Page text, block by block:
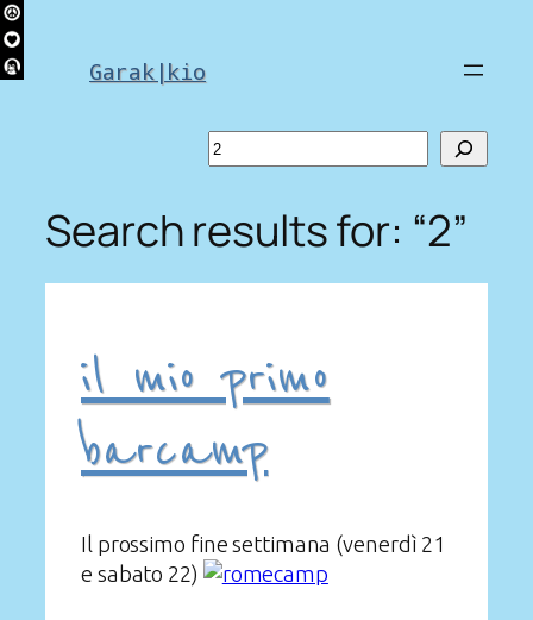
Skip
to
content Garak|kio
Search
Search results for: “2”
il mio primo
barcamp
Il prossimo fine settimana (venerdì 21
e sabato 22)